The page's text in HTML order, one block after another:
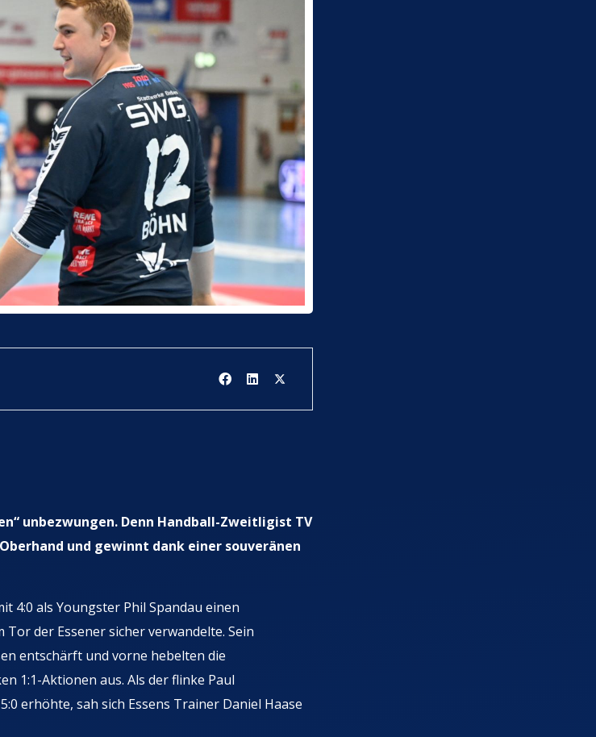
unbezwungen. Denn Handball-Zweitligist TV
und gewinnt dank einer souveränen
4:0 als Youngster Phil Spandau einen
der Essener sicher verwandelte. Sein
entschärft und vorne hebelten die
1:1-Aktionen aus. Als der flinke Paul
erhöhte, sah sich Essens Trainer Daniel Haase